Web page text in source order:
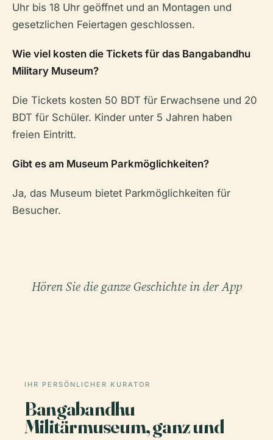
Uhr bis 18 Uhr geöffnet und an Montagen und
gesetzlichen Feiertagen geschlossen.
Wie viel kosten die Tickets für das Bangabandhu
Military Museum?
Die Tickets kosten 50 BDT für Erwachsene und 20
BDT für Schüler. Kinder unter 5 Jahren haben
freien Eintritt.
Gibt es am Museum Parkmöglichkeiten?
Ja, das Museum bietet Parkmöglichkeiten für
Besucher.
Hören Sie die ganze Geschichte in der App
IHR PERSÖNLICHER KURATOR
Bangabandhu
Militärmuseum, ganz und